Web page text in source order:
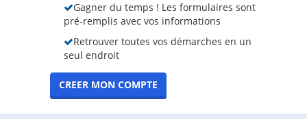
Gagner du temps ! Les formulaires sont
pré-remplis avec vos informations
Retrouver toutes vos démarches en un
seul endroit
CREER MON COMPTE